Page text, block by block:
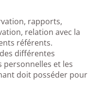
rapports,
relation avec la
référents.
différentes
et les
doit posséder pour